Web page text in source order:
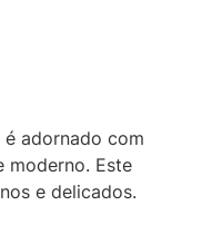
adornado com
moderno. Este
e delicados.